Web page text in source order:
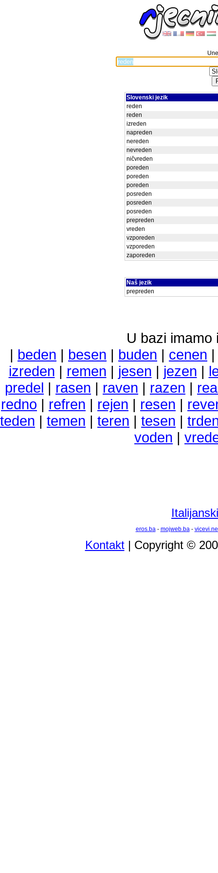
Slovenski jezik
reden
reden
izreden
napreden
nereden
nevreden
ničvreden
poreden
poreden
poreden
posreden
posreden
posreden
prepreden
vreden
vzporeden
vzporeden
zaporeden
Naš jezik
prepreden
U bazi imamo
| beden | besen | buden | cenen
izreden | remen | jesen | jezen |
predel | rasen | raven | razen |
redno | refren | rejen | resen |
teden | temen | teren | tesen |
voden |
eros.ba- mojweb.ba-
Kontakt| Copyright ©